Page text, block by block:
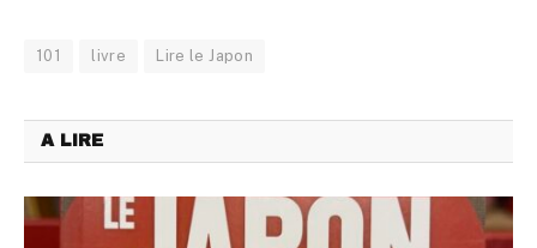
101 livre Lire le Japon
A LIRE